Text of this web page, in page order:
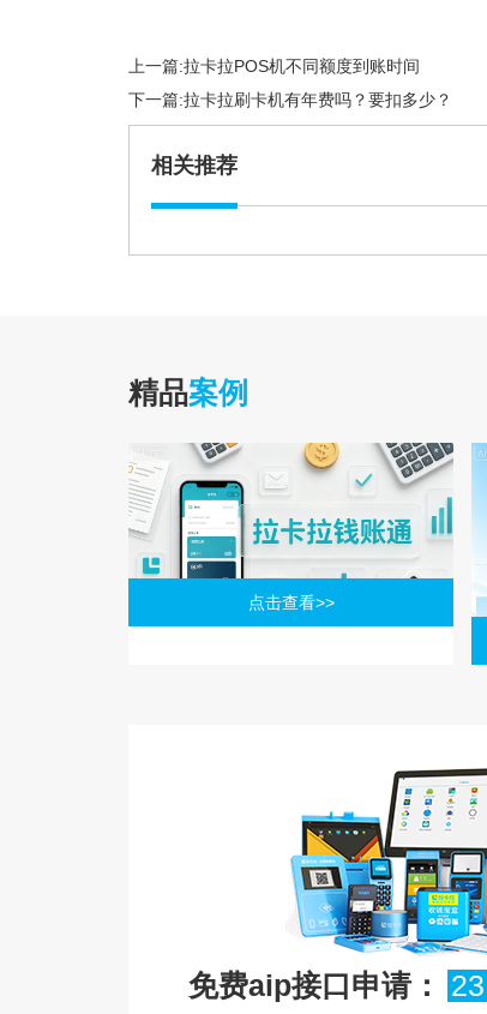
上一篇:拉卡拉POS机不同额度到账时间
下一篇:拉卡拉刷卡机有年费吗？要扣多少？
相关推荐
精品案例
点击查看>>
免费aip接口申请： 23